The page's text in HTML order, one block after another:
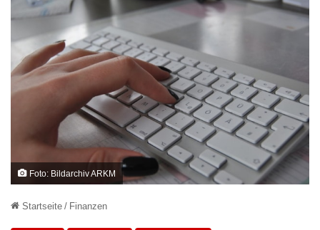
Foto: Bildarchiv ARKM
Startseite / Finanzen